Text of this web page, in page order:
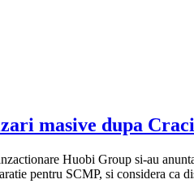
masive dupa
Huobi Group si-au
pentru SCMP, si considera ca